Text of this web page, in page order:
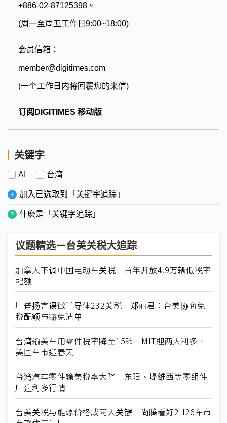
+886-02-87125398。
(周一至周五工作日9:00~18:00)
会员信箱：
member@digitimes.com
(一个工作日内将回覆您的来信)
订阅DIGITIMES 移动版
关键字
AI 台湾
加入已选取到「关键字追踪」
什麽是「关键字追踪」
议题精选－台美关税大追踪
加拿大下调中国电动车关税 首年开放4.9万辆低税率
配额
川普扬言课徵半导体232关税 郑丽君：台美协商免
税配额与豁免清单
台湾输美车用零件税率降至15% MIT迎两大利多、
美国车市迎春天
台湾汽车零件输美税率大降 东阳、堤维西等零组件
厂迎利多行情
台美关税与能源价格成两大关键 尚腾看好2H26车市